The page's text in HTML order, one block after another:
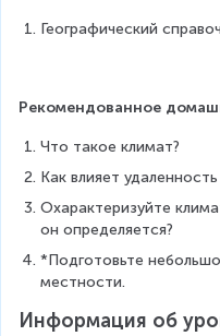
Географический
Рекомендованное
Что такое климат?
Как влияет
Охарактеризуйте
он определяется?
*Подготовьте
местности.
Информация об